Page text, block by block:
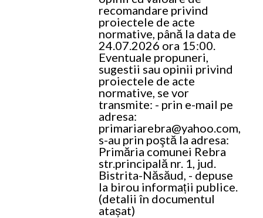
recomandare privind
proiectele de acte
normative, până la data de
24.07.2026 ora 15:00.
Eventuale propuneri,
sugestii sau opinii privind
proiectele de acte
normative, se vor
transmite: - prin e-mail pe
adresa:
primariarebra@yahoo.com,
s-au prin poştă la adresa:
Primăria comunei Rebra
str.principală nr. 1, jud.
Bistrita-Năsăud, - depuse
la birou informații publice.
(detalii în documentul
atașat)